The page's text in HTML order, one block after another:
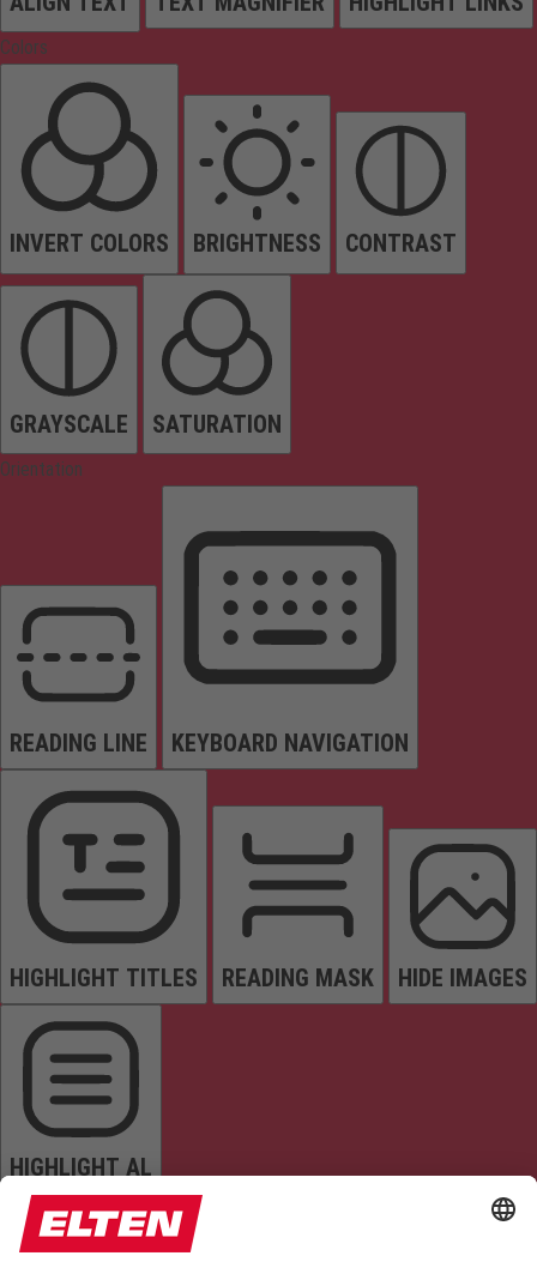
Colors
INVERT COLORS BRIGHTNESS CONTRAST
GRAYSCALE SATURATION
Orientation
READING LINE KEYBOARD NAVIGATION
HIGHLIGHT TITLES READING MASK HIDE IMAGES
HIGHLIGHT AL